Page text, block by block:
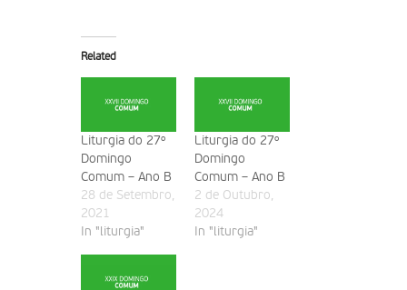
Related
Liturgia do 27º
Domingo
Comum – Ano B
28 de Setembro,
2021
In "liturgia"
Liturgia do 27º
Domingo
Comum – Ano B
2 de Outubro,
2024
In "liturgia"